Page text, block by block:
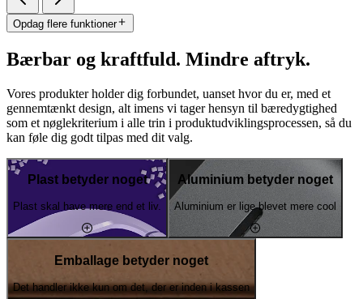
Opdag flere funktioner
Bærbar og kraftfuld. Mindre aftryk.
Vores produkter holder dig forbundet, uanset hvor du er, med et
gennemtænkt design, alt imens vi tager hensyn til bæredygtighed
som et nøglekriterium i alle trin i produktudviklingsprocessen, så du
kan føle dig godt tilpas med dit valg.
Plast betyder noget
Plast skal have mere end et liv.
Aluminium betyder noget
Aluminium er lige blevet mere cool
Emballage betyder noget
Det handler ikke kun om det, der er inden i kassen